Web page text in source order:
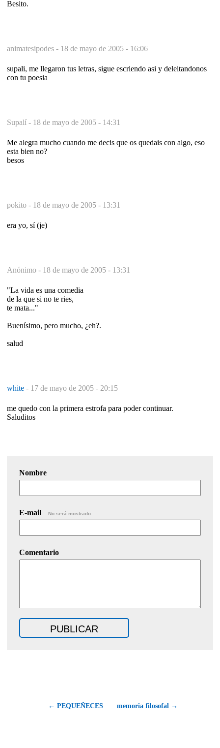
Besito.
animatesipodes - 18 de mayo de 2005 - 16:06
supali, me llegaron tus letras, sigue escriendo asi y deleitandonos
con tu poesia
Supalí - 18 de mayo de 2005 - 14:31
Me alegra mucho cuando me decis que os quedais con algo, eso
esta bien no?
besos
pokito - 18 de mayo de 2005 - 13:31
era yo, sí (je)
Anónimo - 18 de mayo de 2005 - 13:31
"La vida es una comedia
de la que si no te ries,
te mata..."
Buenísimo, pero mucho, ¿eh?.
salud
white - 17 de mayo de 2005 - 20:15
me quedo con la primera estrofa para poder continuar.
Saluditos
Nombre
E-mail No será mostrado.
Comentario
← PEQUEÑECES memoria filosofal →